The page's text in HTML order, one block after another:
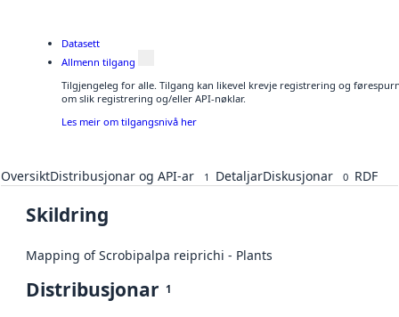
Datasett
Allmenn tilgang
Tilgjengeleg for alle. Tilgang kan likevel krevje registrering og
om slik registrering og/eller API-nøklar.
Les meir om tilgangsnivå her
OversiktDistribusjonar og API-ar 1 DetaljarDiskusjonar 0 RDF
Skildring
Mapping of Scrobipalpa reiprichi - Plants
Distribusjonar 1